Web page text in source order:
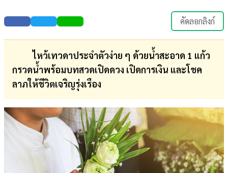
คัดลอกลิงก์
ไหว้เทวดาประจำตัวง่าย ๆ ด้วยน้ำสะอาด 1 แก้ว
กรวดน้ำพร้อมบทสวดเปิดดวง เปิดการเงิน และโชค
ลาภให้ชีวิตเจริญรุ่งเรือง
ตรวจ
หวย
บอล
สด
เงิน